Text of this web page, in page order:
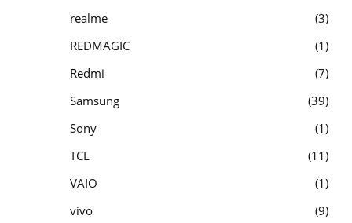
realme
3
REDMAGIC
1
Redmi
7
Samsung
39
Sony
1
TCL
11
VAIO
1
vivo
9